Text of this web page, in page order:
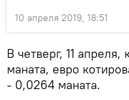
10 апреля 2019, 18:51
В четверг, 11 апреля,
маната, евро
- 0,0264 маната.